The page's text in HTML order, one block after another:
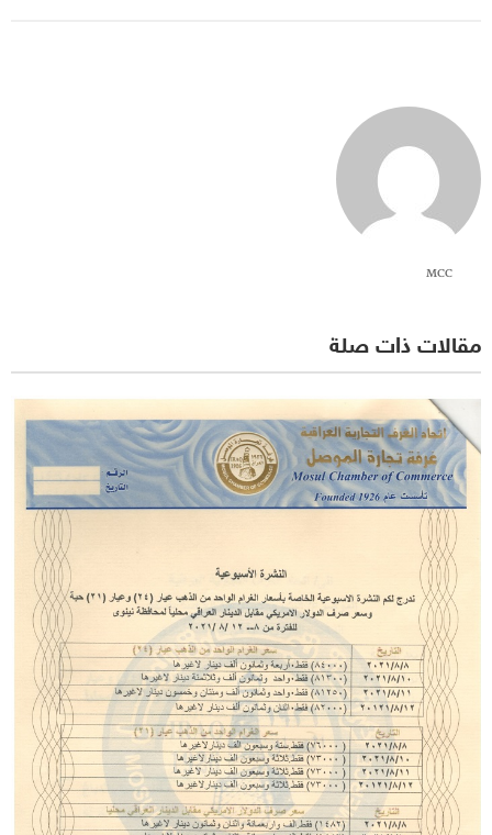
MCC
مقالات ذات صلة